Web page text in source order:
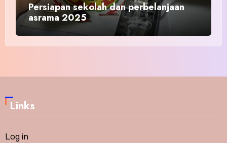
Persiapan sekolah dan perbelanjaan
asrama 2025
Links
Log in